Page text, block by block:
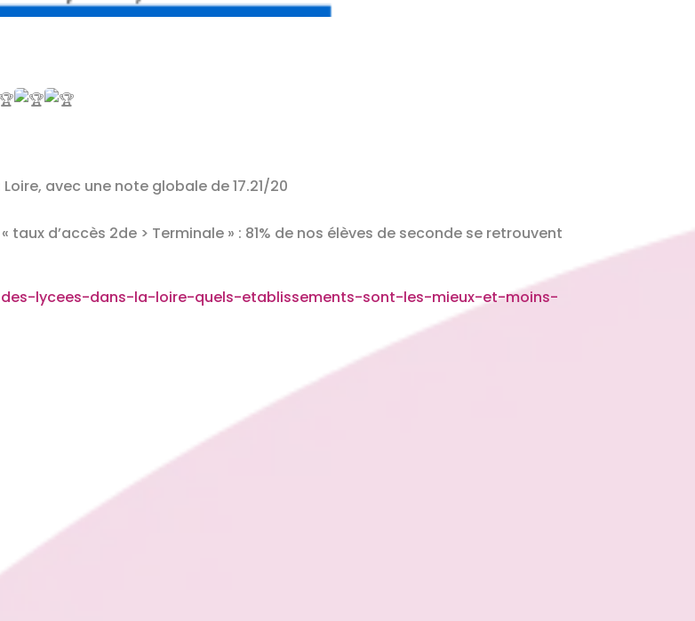
avec une note globale de 17.21/20
d’accès 2de > Terminale » : 81% de nos élèves de seconde se retrouvent
lycees-dans-la-loire-quels-etablissements-sont-les-mieux-et-moins-